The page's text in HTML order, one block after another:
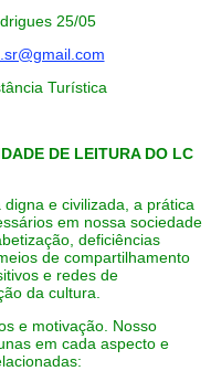
25/05
Turística
DE LEITURA DO LC
e civilizada, a prática
em nossa sociedade
deficiências
de compartilhamento
e redes de
da cultura.
e motivação. Nosso
em cada aspecto e